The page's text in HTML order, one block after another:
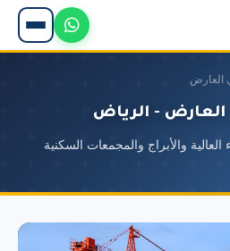
العارض
العارض - الرياض
العالية والأبراج والمجمعات السكنية